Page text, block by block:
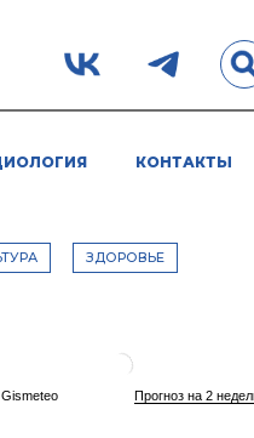
КОНТАКТЫ
ЗДОРОВЬЕ